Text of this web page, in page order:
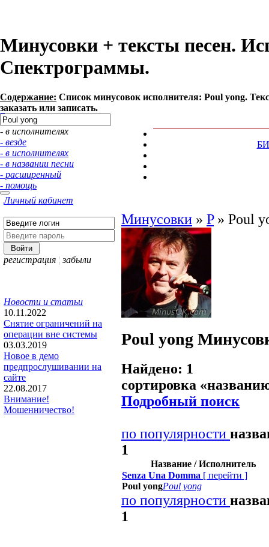
Минусовки + тексты песен.
Спектрограммы.
Содержание: Список минусовок исполнителя: Poul yong.
заказать или записать.
- в исполнителях
- везде
- в исполнителях
- в названии песни
- расширенный
- помощь
Личный кабинет
регистрация ¦ забыли
Новости и статьи
10.11.2022
Снятие ограничений на
операции вне системы
03.03.2019
Новое в демо
предпрослушивании на
сайте
22.08.2017
Внимание!
Мошенничество!
Минусовки » P» Poul
Poul yong
Найдено: 1
сортировка «
Подробный поиск
по популярности
1
Название / Исполнитель
Senza Una Domma [ перейти ]
Poul yongPoul yong
по популярности
1